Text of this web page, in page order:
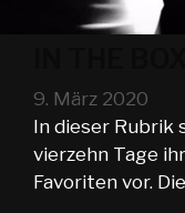
9. März 2020
In dieser Rubrik
vierzehn Tage
Favoriten vor.